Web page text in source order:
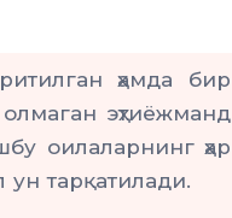
ҳамда бир
эҳтиёжманд
оилаларнинг ҳар
тарқатилади.